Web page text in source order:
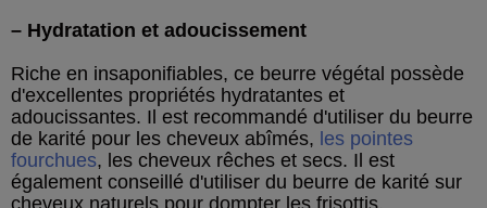
– Hydratation et adoucissement
Riche en insaponifiables, ce beurre végétal possède
d'excellentes propriétés hydratantes et
adoucissantes. Il est recommandé d'utiliser du beurre
de karité pour les cheveux abîmés, les pointes
fourchues, les cheveux rêches et secs. Il est
également conseillé d'utiliser du beurre de karité sur